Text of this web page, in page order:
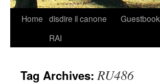
Skip
Home disdire il canone
RAI
Guestbook
Tag Archives:RU486